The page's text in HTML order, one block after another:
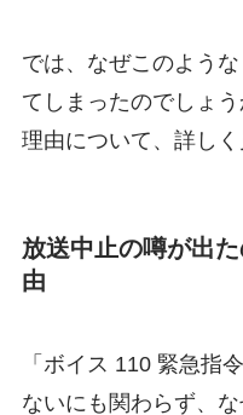
では、なぜこのよう
てしまったのでしょ
理由について、詳しく
放送中止の噂が出
由
「ボイス 110 緊急指
ないにも関わらず、